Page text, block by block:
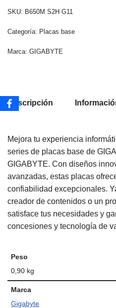
SKU: B650M S2H G11
Categoría: Placas base
Marca: GIGABYTE
Descripción
Mejora tu experiencia
series de placas base de
GIGABYTE. Con diseños
avanzadas, estas placas
confiabilidad excepcionales.
creador de contenidos o un
satisface tus necesidades y
concesiones y tecnología de
Peso
0,90 kg
Marca
Gigabyte